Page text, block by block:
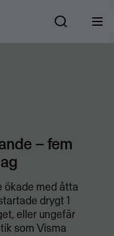
– fem
ökade med åtta
drygt 1
eller ungefär
som Visma